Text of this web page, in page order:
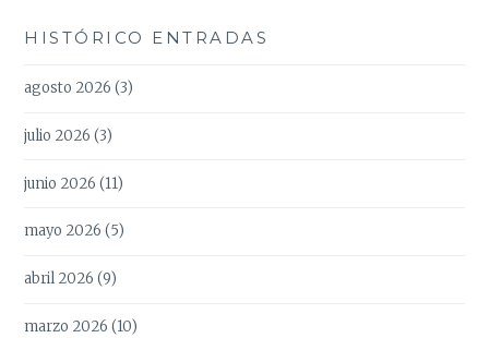
HISTÓRICO ENTRADAS
agosto 2026 (3)
julio 2026 (3)
junio 2026 (11)
mayo 2026 (5)
abril 2026 (9)
marzo 2026 (10)